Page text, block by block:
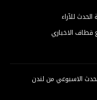
الحدث للآراء
قطاف الاخباري